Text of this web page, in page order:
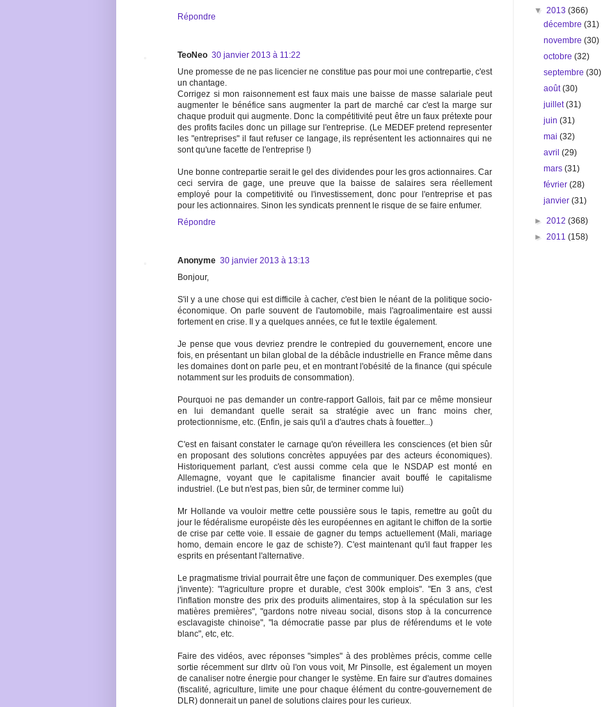
Répondre
TeoNeo 30 janvier 2013 à 11:22
Une promesse de ne pas licencier ne constitue pas pour moi une contrepartie, c'est
un chantage.
Corrigez si mon raisonnement est faux mais une baisse de masse salariale peut
augmenter le bénéfice sans augmenter la part de marché car c'est la marge sur
chaque produit qui augmente. Donc la compétitivité peut être un faux prétexte pour
des profits faciles donc un pillage sur l'entreprise. (Le MEDEF pretend representer
les "entreprises" il faut refuser ce langage, ils représentent les actionnaires qui ne
sont qu'une facette de l'entreprise !)
Une bonne contrepartie serait le gel des dividendes pour les gros actionnaires. Car
ceci servira de gage, une preuve que la baisse de salaires sera réellement
employé pour la competitivité ou l'investissement, donc pour l'entreprise et pas
pour les actionnaires. Sinon les syndicats prennent le risque de se faire enfumer.
Répondre
Anonyme 30 janvier 2013 à 13:13
Bonjour,
S'il y a une chose qui est difficile à cacher, c'est bien le néant de la politique socio-
économique. On parle souvent de l'automobile, mais l'agroalimentaire est aussi
fortement en crise. Il y a quelques années, ce fut le textile également.
Je pense que vous devriez prendre le contrepied du gouvernement, encore une
fois, en présentant un bilan global de la débâcle industrielle en France même dans
les domaines dont on parle peu, et en montrant l'obésité de la finance (qui spécule
notamment sur les produits de consommation).
Pourquoi ne pas demander un contre-rapport Gallois, fait par ce même monsieur
en lui demandant quelle serait sa stratégie avec un franc moins cher,
protectionnisme, etc. (Enfin, je sais qu'il a d'autres chats à fouetter...)
C'est en faisant constater le carnage qu'on réveillera les consciences (et bien sûr
en proposant des solutions concrètes appuyées par des acteurs économiques).
Historiquement parlant, c'est aussi comme cela que le NSDAP est monté en
Allemagne, voyant que le capitalisme financier avait bouffé le capitalisme
industriel. (Le but n'est pas, bien sûr, de terminer comme lui)
Mr Hollande va vouloir mettre cette poussière sous le tapis, remettre au goût du
jour le fédéralisme européiste dès les européennes en agitant le chiffon de la sortie
de crise par cette voie. Il essaie de gagner du temps actuellement (Mali, mariage
homo, demain encore le gaz de schiste?). C'est maintenant qu'il faut frapper les
esprits en présentant l'alternative.
Le pragmatisme trivial pourrait être une façon de communiquer. Des exemples (que
j'invente): "l'agriculture propre et durable, c'est 300k emplois". "En 3 ans, c'est
l'inflation monstre des prix des produits alimentaires, stop à la spéculation sur les
matières premières", "gardons notre niveau social, disons stop à la concurrence
esclavagiste chinoise", "la démocratie passe par plus de référendums et le vote
blanc", etc, etc.
Faire des vidéos, avec réponses "simples" à des problèmes précis, comme celle
sortie récemment sur dlrtv où l'on vous voit, Mr Pinsolle, est également un moyen
de canaliser notre énergie pour changer le système. En faire sur d'autres domaines
(fiscalité, agriculture, limite une pour chaque élément du contre-gouvernement de
DLR) donnerait un panel de solutions claires pour les curieux.
▼ 2013 (366)
décembre(31)
novembre(30)
octobre(32)
septembre(30)
août(30)
juillet(31)
juin(31)
mai(32)
avril(29)
mars(31)
février(28)
janvier(31)
► 2012 (368)
► 2011 (158)